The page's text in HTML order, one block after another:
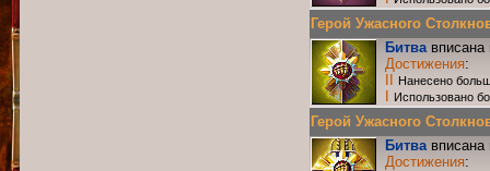
Герой Ужасного
Битвавписана
Достижения:
Нанесено
Использовано
Герой Ужасного
Битвавписана
Достижения: